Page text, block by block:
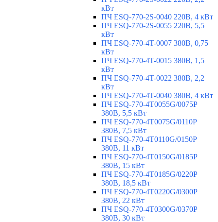
кВт
ПЧ ESQ-770-2S-0040 220В, 4 кВт
ПЧ ESQ-770-2S-0055 220В, 5,5
кВт
ПЧ ESQ-770-4T-0007 380В, 0,75
кВт
ПЧ ESQ-770-4T-0015 380В, 1,5
кВт
ПЧ ESQ-770-4T-0022 380В, 2,2
кВт
ПЧ ESQ-770-4T-0040 380В, 4 кВт
ПЧ ESQ-770-4T0055G/0075P
380В, 5,5 кВт
ПЧ ESQ-770-4T0075G/0110P
380В, 7,5 кВт
ПЧ ESQ-770-4T0110G/0150P
380В, 11 кВт
ПЧ ESQ-770-4T0150G/0185P
380В, 15 кВт
ПЧ ESQ-770-4T0185G/0220P
380В, 18,5 кВт
ПЧ ESQ-770-4T0220G/0300P
380В, 22 кВт
ПЧ ESQ-770-4T0300G/0370P
380В, 30 кВт